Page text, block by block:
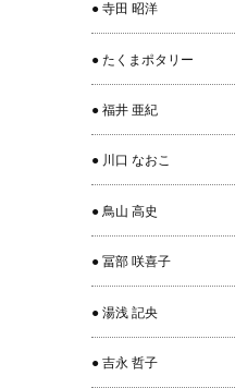
● 寺田 昭洋
● たくまポタリー
● 福井 亜紀
● 川口 なおこ
● 鳥山 高史
● 冨部 咲喜子
● 湯浅 記央
● 吉永 哲子